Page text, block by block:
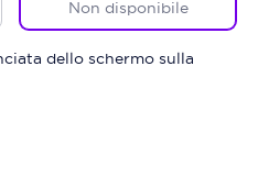
Non disponibile
dello schermo sulla